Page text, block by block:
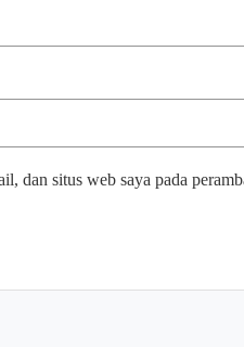
dan situs web saya pada